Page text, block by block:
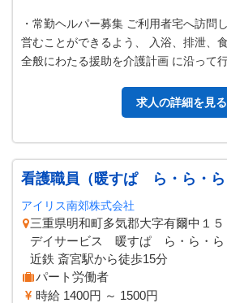
・常勤ヘルパー募集 ご利用者宅へ訪問
営むことができるよう、 入浴、排泄、
全般にわたる援助を介護計画 に沿って
求人の詳細を見る
看護職員（暖すぱ ら・ら・ら
アイリス南郊株式会社
三重県明和町多気郡大字有爾中１
デイサービス 暖すぱ ら・ら・ら
近鉄 斎宮駅から徒歩15分
パート労働者
時給 1400円 ～ 1500円